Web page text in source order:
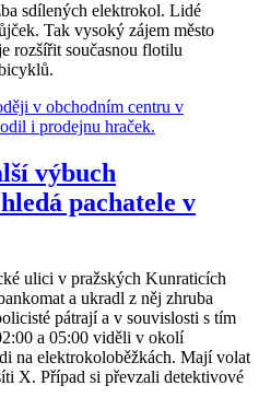
sdílených elektrokol. Lidé
Tak vysoký zájem město
rozšířit současnou flotilu
výbuch
pachatele v
ulici v pražských Kunraticích
a ukradl z něj zhruba
pátrají a v souvislosti s tím
a 05:00 viděli v okolí
na elektrokoloběžkách. Mají volat
X. Případ si převzali detektivové